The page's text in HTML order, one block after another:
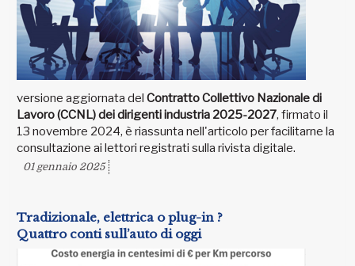
versione aggiornata del Contratto Collettivo Nazionale di
Lavoro (CCNL) dei dirigenti industria 2025-2027, firmato il
13 novembre 2024, è riassunta nell'articolo per facilitarne la
consultazione ai lettori registrati sulla rivista digitale.
01 gennaio 2025
Tradizionale, elettrica o plug-in ?
Quattro conti sull’auto di oggi